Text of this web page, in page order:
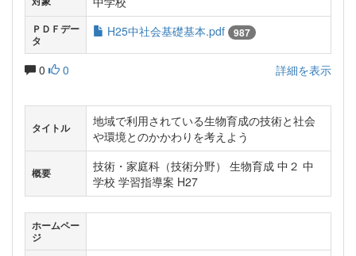
ＰＤＦデー
タ
H25中社会基礎基本.pdf 987
0 0 詳細を表示
タイトル
地域で利用されている生物育成の技術と社会
や環境とのかかわりを考えよう
概要
技術・家庭科（技術分野） 生物育成 中２ 中
学校 学習指導案 H27
ホームペー
ジ